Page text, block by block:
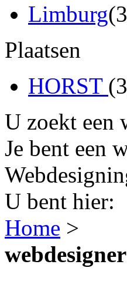
Limburg
Plaatsen
HORST
U zoekt een
Je bent een
U bent hier:
Home >